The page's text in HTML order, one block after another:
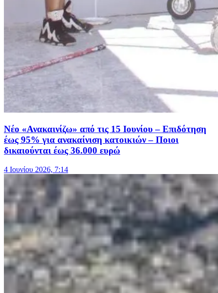
Νέο «Ανακαινίζω» από τις 15 Ιουνίου – Επιδότηση
έως 95% για ανακαίνιση κατοικιών – Ποιοι
δικαιούνται έως 36.000 ευρώ
4 Ιουνίου 2026, 7:14